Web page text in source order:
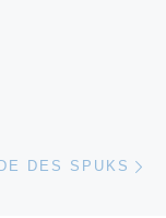
DES SPUKS